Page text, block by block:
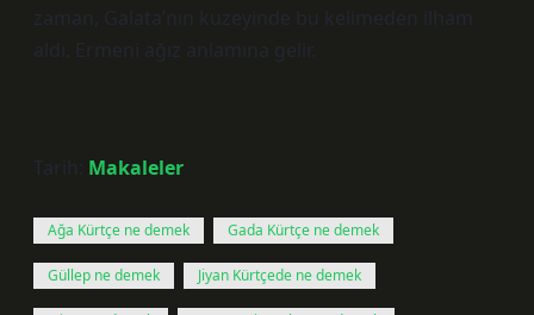
zaman, Galata’nın kuzeyinde bu kelimeden ilham
aldı. Ermeni ağız anlamına gelir.
Tarih: Makaleler
Ağa Kürtçe ne demek Gada Kürtçe ne demek
Güllep ne demek Jiyan Kürtçede ne demek